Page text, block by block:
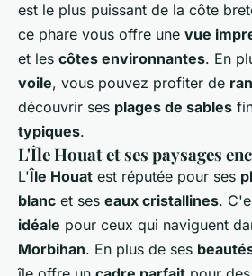
est le plus puissant de la côte
ce phare vous offre une vue
et les côtes environnantes. En
voile, vous pouvez profiter de
découvrir ses plages de sables
typiques.
L'Île Houat et ses paysages
L'Île Houat est réputée pour ses
blanc et ses eaux cristallines.
idéale pour ceux qui naviguent
Morbihan. En plus de ses